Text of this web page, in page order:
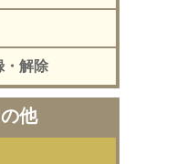
・解除
他